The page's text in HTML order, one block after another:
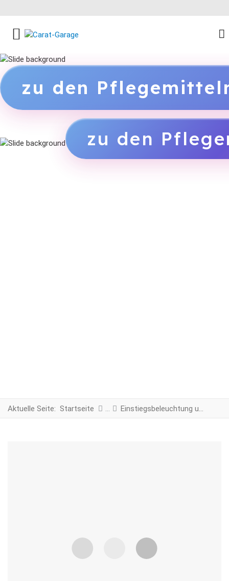
zu den
zu den
Aktuelle Seite: Startseite Einstiegsbeleuchtung und Warnbeleuchtung